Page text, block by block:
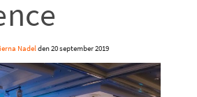
Nadelden20 september 2019